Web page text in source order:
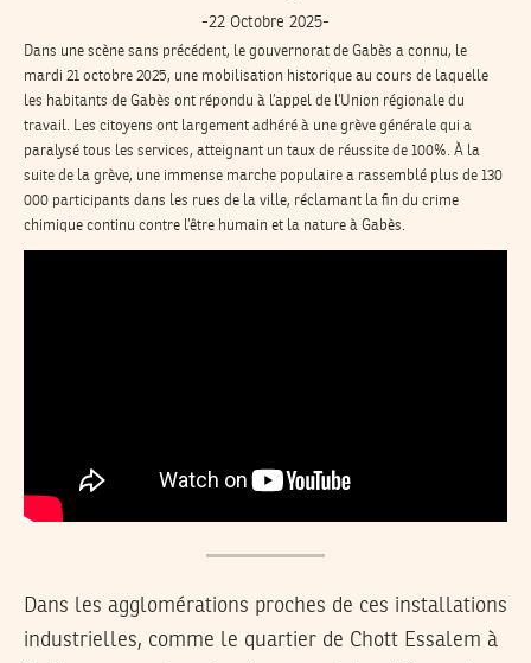
-22 Octobre 2025-
Dans une scène sans précédent, le gouvernorat de Gabès a connu, le
mardi 21 octobre 2025, une mobilisation historique au cours de laquelle
les habitants de Gabès ont répondu à l’appel de l’Union régionale du
travail. Les citoyens ont largement adhéré à une grève générale qui a
paralysé tous les services, atteignant un taux de réussite de 100%. À la
suite de la grève, une immense marche populaire a rassemblé plus de 130
000 participants dans les rues de la ville, réclamant la fin du crime
chimique continu contre l’être humain et la nature à Gabès.
Dans les agglomérations proches de ces installations
industrielles, comme le quartier de Chott Essalem à